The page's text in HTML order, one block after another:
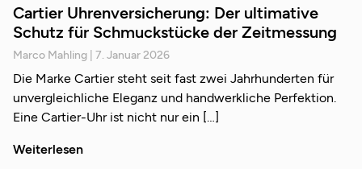
Cartier Uhrenversicherung: Der ultimative
Schutz für Schmuckstücke der Zeitmessung
Marco Mahling 7. Januar 2026
Die Marke Cartier steht seit fast zwei Jahrhunderten für
unvergleichliche Eleganz und handwerkliche Perfektion.
Eine Cartier-Uhr ist nicht nur ein
Weiterlesen